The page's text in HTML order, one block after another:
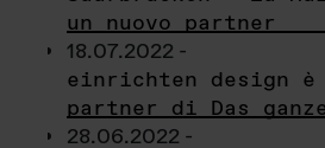
un nuovo partner
18.07.2022 -
einrichten design
partner di Das
28.06.2022 -